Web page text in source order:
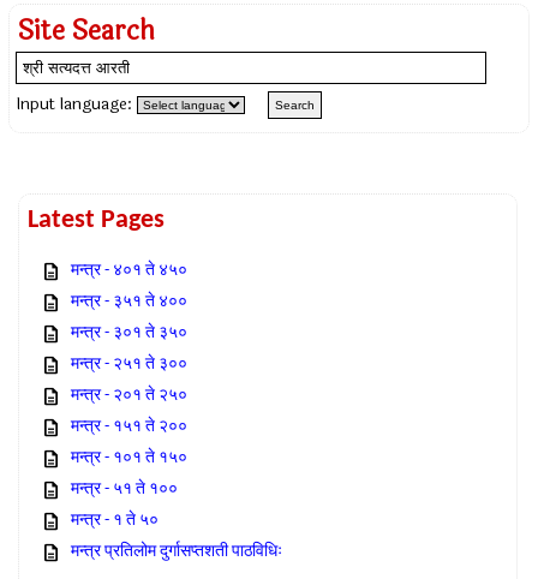
Site Search
Input language:
Latest Pages
मन्त्र - ४०१ ते ४५०
मन्त्र - ३५१ ते ४००
मन्त्र - ३०१ ते ३५०
मन्त्र - २५१ ते ३००
मन्त्र - २०१ ते २५०
मन्त्र - १५१ ते २००
मन्त्र - १०१ ते १५०
मन्त्र - ५१ ते १००
मन्त्र - १ ते ५०
मन्त्र प्रतिलोम दुर्गासप्तशती पाठविधिः